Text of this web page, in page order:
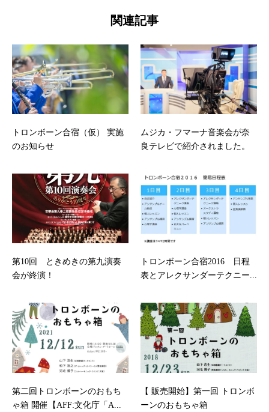
関連記事
トロンボーン合宿（仮） 実施
のお知らせ
ムジカ・フマーナ音楽会が奈
良テレビで紹介されました。
第10回 ときめきの第九演奏
会が終演！
トロンボーン合宿2016 日程
表とアレクサンダーテクニー...
第二回トロンボーンのおもち
ゃ箱 開催【AFF:文化庁「A...
【 販売開始】第一回 トロンボ
ーンのおもちゃ箱